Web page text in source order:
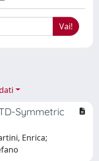
Symmetric
Enrica;